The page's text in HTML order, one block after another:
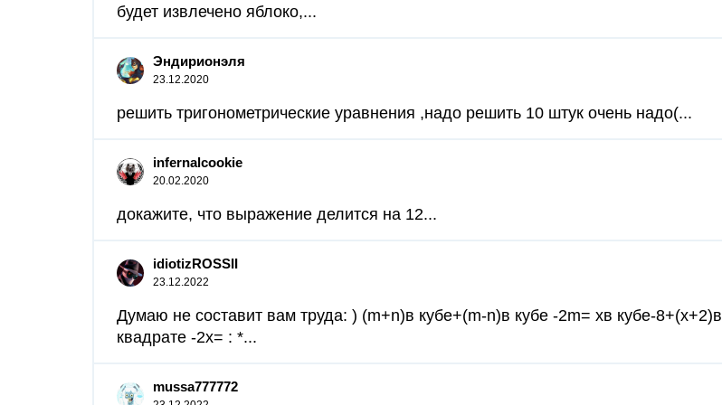
будет извлечено яблоко,...
Эндирионэля
23.12.2020
решить тригонометрические уравнения ,надо решить 10 штук очень надо(...
infernalcookie
20.02.2020
докажите, что выражение делится на 12...
idiotizROSSII
23.12.2022
Думаю не составит вам труда: ) (m+n)в кубе+(m-n)в кубе -2m= хв кубе-8+(х+2)в
квадрате -2х= : *...
mussa777772